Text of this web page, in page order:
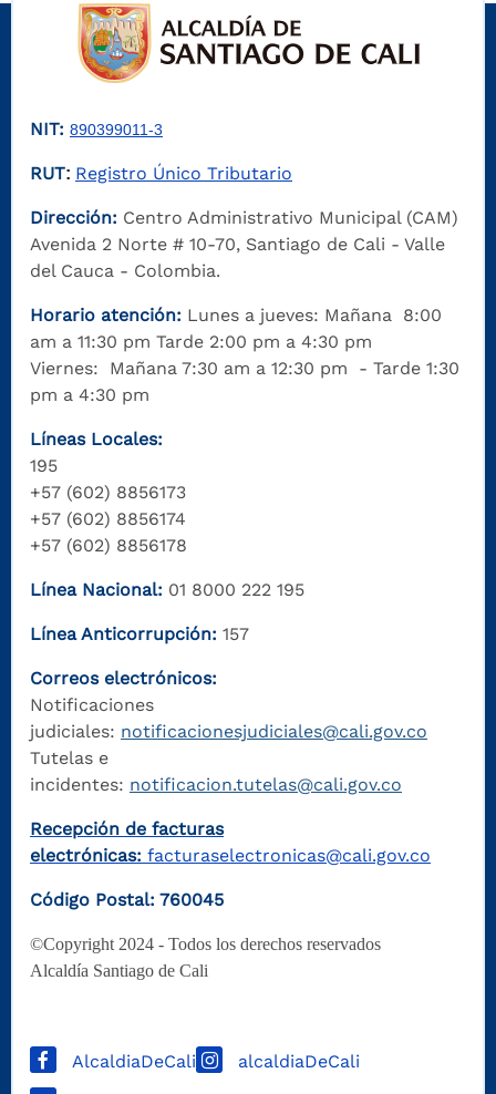
NIT: 890399011-3
RUT: Registro Único Tributario
Dirección: Centro Administrativo Municipal (CAM)
Avenida 2 Norte # 10-70, Santiago de Cali - Valle
del Cauca - Colombia.
Horario atención: Lunes a jueves: Mañana 8:00
am a 11:30 pm Tarde 2:00 pm a 4:30 pm
Viernes: Mañana 7:30 am a 12:30 pm - Tarde 1:30
pm a 4:30 pm
Líneas Locales:
195
+57 (602) 8856173
+57 (602) 8856174
+57 (602) 8856178
Línea Nacional: 01 8000 222 195
Línea Anticorrupción: 157
Correos electrónicos:
Notificaciones
judiciales: notificacionesjudiciales@cali.gov.co
Tutelas e
incidentes: notificacion.tutelas@cali.gov.co
Recepción de facturas
electrónicas: facturaselectronicas@cali.gov.co
Código Postal: 760045
©Copyright 2024 - Todos los derechos reservados
Alcaldía Santiago de Cali
AlcaldiaDeCali alcaldiaDeCali